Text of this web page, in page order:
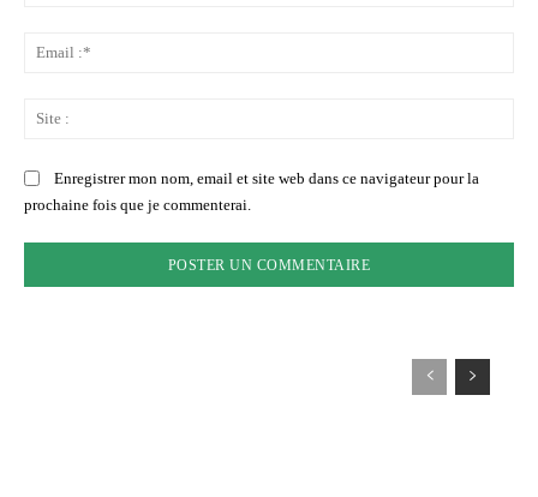
Enregistrer mon nom, email et site web dans ce navigateur pour la
prochaine fois que je commenterai.